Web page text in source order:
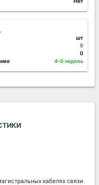
шт
9
0
4-6 недель
кабелях связи